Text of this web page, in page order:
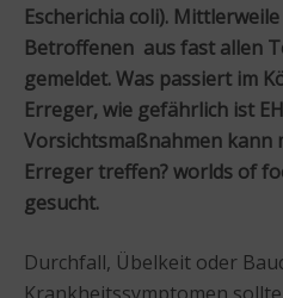
Escherichia coli).
Betroffenen aus fast allen
gemeldet. Was passiert im
Erreger, wie gefährlich ist
Vorsichtsmaßnahmen kann
Erreger treffen? worlds of
gesucht.
Durchfall, Übelkeit oder
Krankheitssymptomen